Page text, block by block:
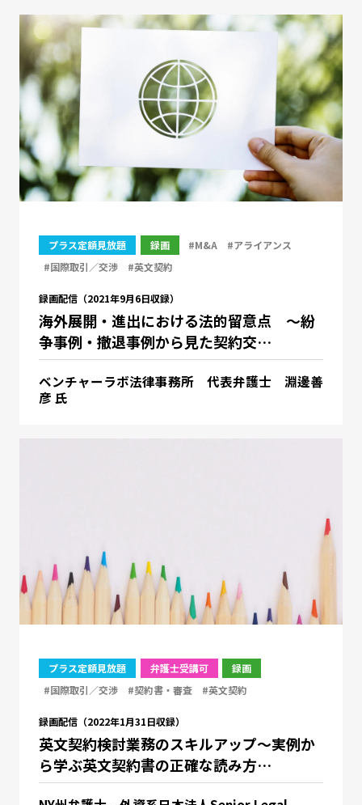
プラス定額見放題 録画 #M&A
#アライアンス
#国際取引／交渉
#英文契約
録画配信（2021年9月6日収録）
海外展開・進出における法的留意点 ～紛
争事例・撤退事例から見た契約交…
ベンチャーラボ法律事務所 代表弁護士 淵邊善
彦 氏
プラス定額見放題 弁護士受講可
録画
#国際取引／交渉
#契約書・審査 #英文契約
録画配信（2022年1月31日収録）
英文契約検討業務のスキルアップ～実例か
ら学ぶ英文契約書の正確な読み方…